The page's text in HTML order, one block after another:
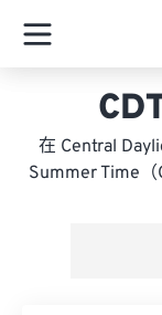
在 Central
Summer Time